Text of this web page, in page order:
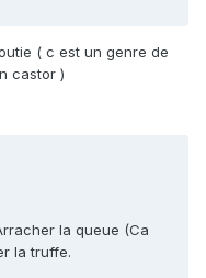
( c est un genre de
castor )
la queue (Ca
la truffe.